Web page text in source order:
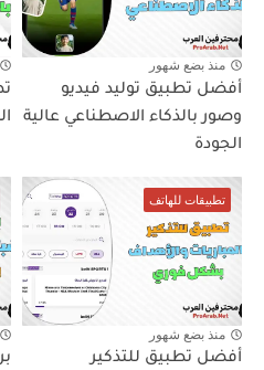
منذ بضع شهور
أفضل تطبيق توليد فيديو
وصور بالذكاء الاصطناعي عالية
الجودة
تطبيقات للهاتف
منذ بضع شهور
أفضل تطبيق للتذكير